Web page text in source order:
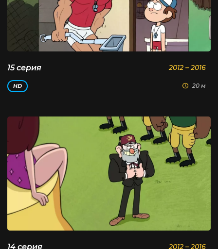
15 серия 2012 – 2016
HD 20 м
14 серия 2012 – 2016